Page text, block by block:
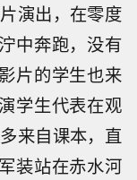
演出，在零度
中奔跑，没有
片的学生也来
学生代表在观
来自课本，直
装站在赤水河